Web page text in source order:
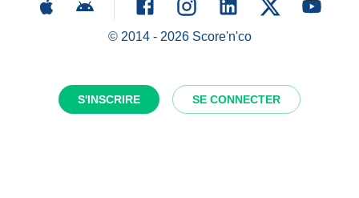
S'INSCRIRE SE CONNECTER
© 2014 - 2026Score'n'co